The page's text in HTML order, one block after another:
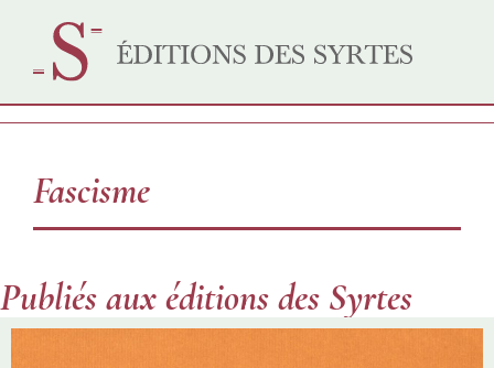
Fascisme
Publiés aux éditions des Syrtes